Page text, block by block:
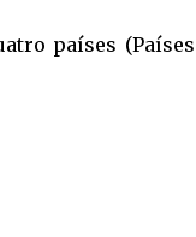
países (Países